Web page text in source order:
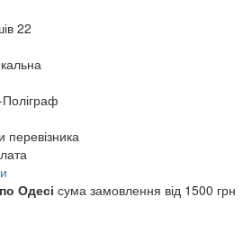
22
Одесі сума замовлення від 1500 грн